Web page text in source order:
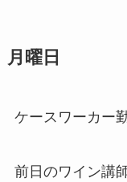
月曜日
ケースワーカー
前日のワイン講